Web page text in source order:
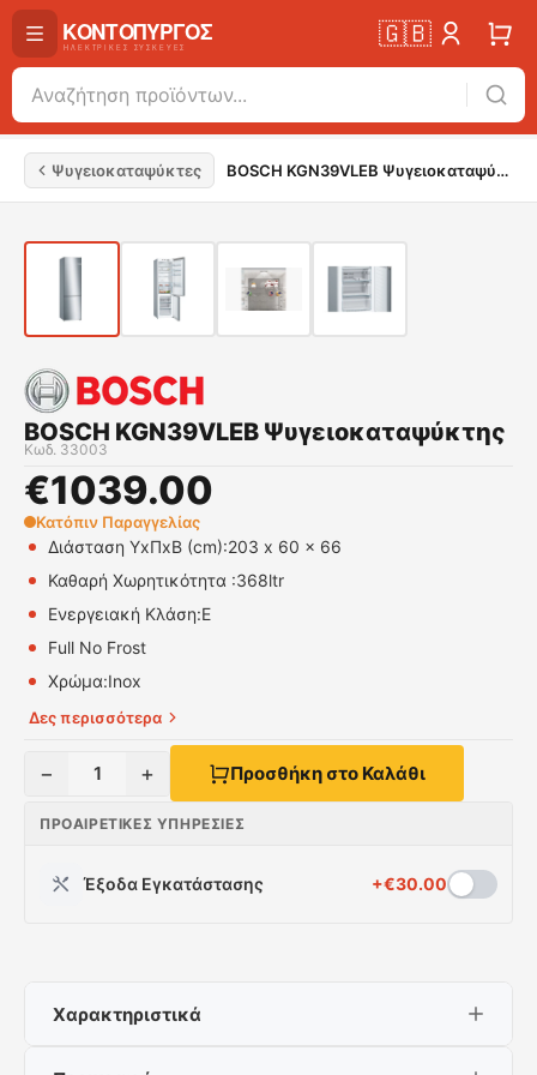
🇬🇧
Ψυγειοκαταψύκτες BOSCH KGN39VLEB Ψυγειοκαταψύκτης
BOSCH KGN39VLEB Ψυγειοκαταψύκτης
Κωδ. 33003
€1039.00
Κατόπιν Παραγγελίας
Διάσταση ΥxΠxΒ (cm):203 x 60 x 66
Καθαρή Χωρητικότητα :368ltr
Ενεργειακή Κλάση:E
Full No Frost
Χρώμα:Inox
Δες περισσότερα
− 1 + Προσθήκη στο Καλάθι
ΠΡΟΑΙΡΕΤΙΚΈΣ ΥΠΗΡΕΣΊΕΣ
Έξοδα Εγκατάστασης +€30.00
Χαρακτηριστικά